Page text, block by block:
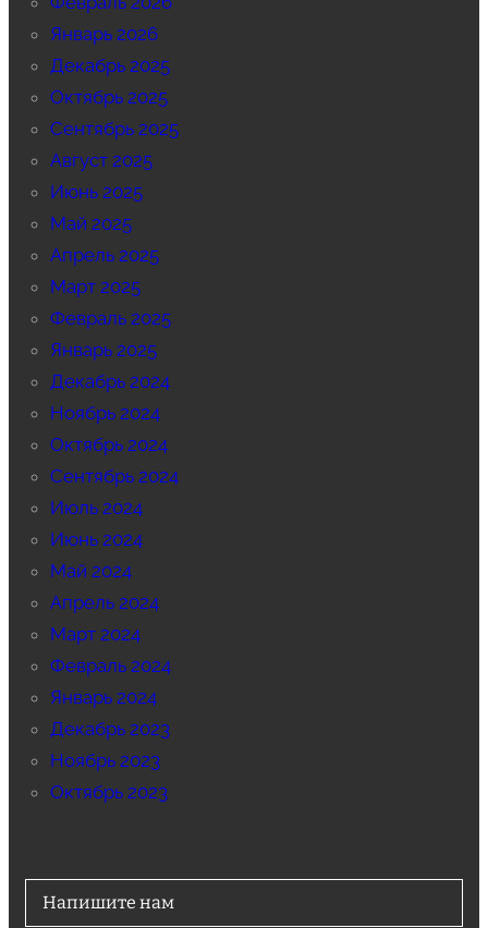
Январь 2026
Декабрь 2025
Октябрь 2025
Сентябрь 2025
Август 2025
Июнь 2025
Май 2025
Апрель 2025
Март 2025
Февраль 2025
Январь 2025
Декабрь 2024
Ноябрь 2024
Октябрь 2024
Сентябрь 2024
Июль 2024
Июнь 2024
Май 2024
Апрель 2024
Март 2024
Февраль 2024
Январь 2024
Декабрь 2023
Ноябрь 2023
Октябрь 2023
Напишите нам